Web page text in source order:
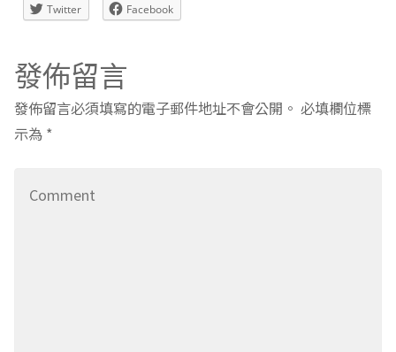
Twitter Facebook
發佈留言
發佈留言必須填寫的電子郵件地址不會公開。 必填欄位標
示為 *